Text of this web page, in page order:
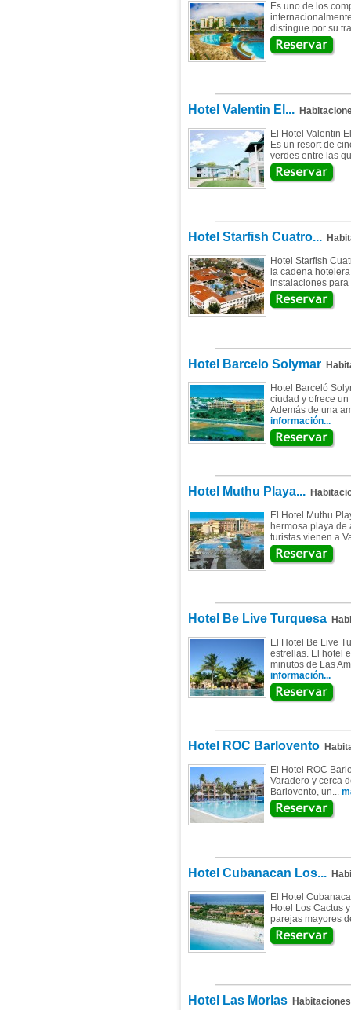
Es uno de los
distingue por su
Hotel Valentin El...
El Hotel Valentin
Es un resort de
verdes entre las
Hotel Starfish Cuatro...
Hotel Starfish
la cadena
instalaciones
Hotel Barcelo Solymar
Hotel Barceló
ciudad y ofrece
Además de una
información...
Hotel Muthu Playa...
El Hotel Muthu
hermosa playa
turistas vienen a
Hotel Be Live Turquesa
El Hotel Be Live
estrellas. El hotel
minutos de Las
información...
Hotel ROC Barlovento
El Hotel ROC
Varadero y cerca
Barlovento, un...
Hotel Cubanacan Los...
El Hotel
Hotel Los Cactus
parejas mayores
Hotel Las Morlas